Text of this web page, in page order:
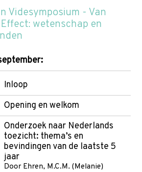
Videsymposium - Van
wetenschap en
Inloop
Opening en welkom
Onderzoek naar Nederlands
toezicht: thema’s en
bevindingen van de laatste 5
jaar
Door Ehren, M.C.M. (Melanie)